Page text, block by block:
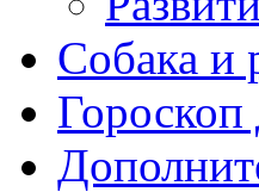
Собака и
Гороскоп